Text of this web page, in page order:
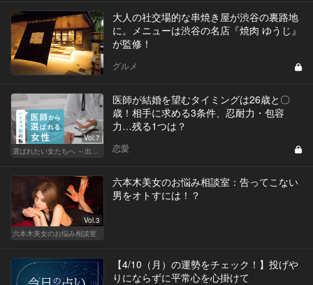
大人の社交場的な串焼き屋が渋谷の裏路地
に。メニューは渋谷の名店『焼肉 ゆうじ』
が監修！
グルメ
Vol.7
医師が結婚を望むタイミングは26歳と〇
歳！相手に求める3条件、忍耐力・包容
力…残る1つは？
恋愛
Vol.3
六本木美女のお悩み相談室
六本木美女のお悩み相談室：告ってこない
男をオトすには！？
【4/10（月）の運勢をチェック！】投げや
りにならずに平常心を心掛けて